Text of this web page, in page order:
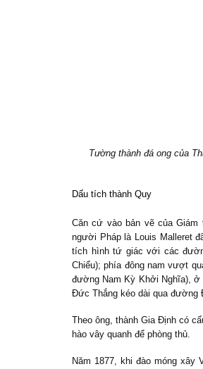
Tường thành đá ong của
Dấu tích thành Quy
Căn cứ vào bản vẽ của Giám
người Pháp là Louis Malleret
tích hình tứ giác với các
Chiểu); phía đông nam vượt
đường Nam Kỳ Khởi Nghĩa), ở
Đức Thắng kéo dài qua đường
Theo ông, thành Gia Định có
hào vây quanh để phòng thủ.
Năm 1877, khi đào móng